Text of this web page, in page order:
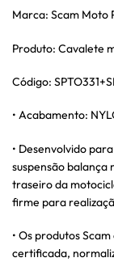
Marca: Scam Moto
Produto: Cavalete
Código:
• Acabamento:
• Desenvolvido
suspensão
traseiro da
firme para
• Os produtos
certificada,